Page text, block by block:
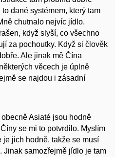
dané systémem, který tam
chutnalo nejvíc jídlo.
když slyší, co všechno
za pochoutky. Když si člověk
Ale jinak mě Čína
věcech je úplně
se najdou i zásadní
Asiaté jsou hodně
se mi to potvrdilo. Myslím
je jich hodně, takže se musí
Jinak samozřejmě jídlo je tam